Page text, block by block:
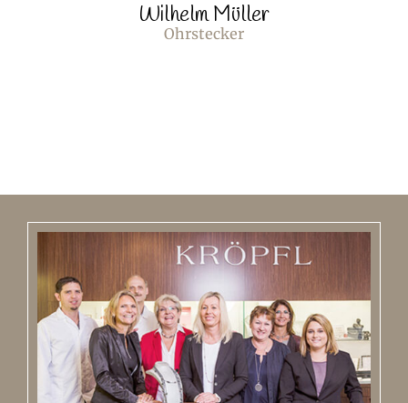
Wilhelm Müller
Ohrstecker